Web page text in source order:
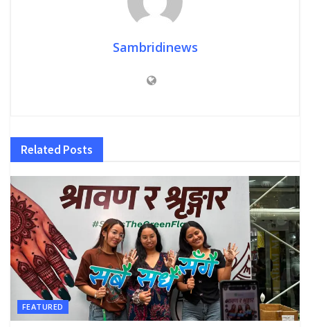
Sambridinews
Related Posts
FEATURED